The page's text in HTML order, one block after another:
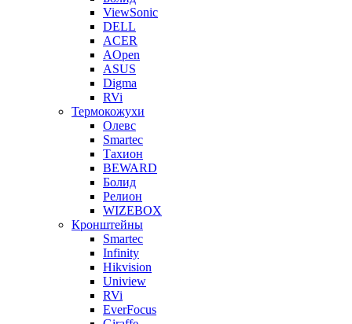
ViewSonic
DELL
ACER
AOpen
ASUS
Digma
RVi
Термокожухи
Олевс
Smartec
Тахион
BEWARD
Болид
Релион
WIZEBOX
Кронштейны
Smartec
Infinity
Hikvision
Uniview
RVi
EverFocus